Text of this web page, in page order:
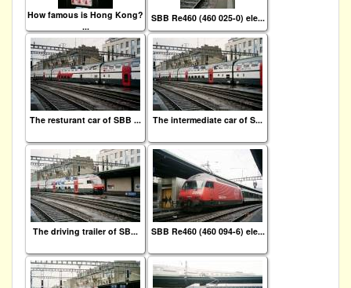
How famous is Hong Kong?
...
SBB Re460 (460 025-0) ele...
The resturant car of SBB ... The intermediate car of S...
The driving trailer of SB... SBB Re460 (460 094-6) ele...